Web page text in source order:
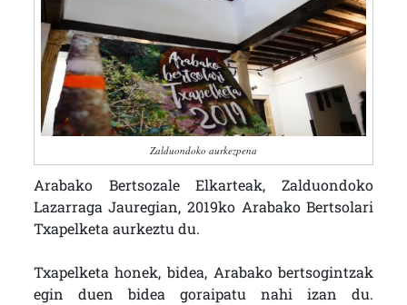
Zalduondoko aurkezpena
Arabako Bertsozale Elkarteak, Zalduondoko
Lazarraga Jauregian, 2019ko Arabako Bertsolari
Txapelketa aurkeztu du.
Txapelketa honek, bidea, Arabako bertsogintzak
egin duen bidea goraipatu nahi izan du.